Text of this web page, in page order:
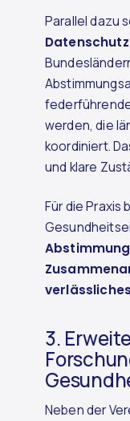
Parallel dazu
Datenschutz
werden, die
koordiniert.
und klare
Für die Praxis
3.
Neben der